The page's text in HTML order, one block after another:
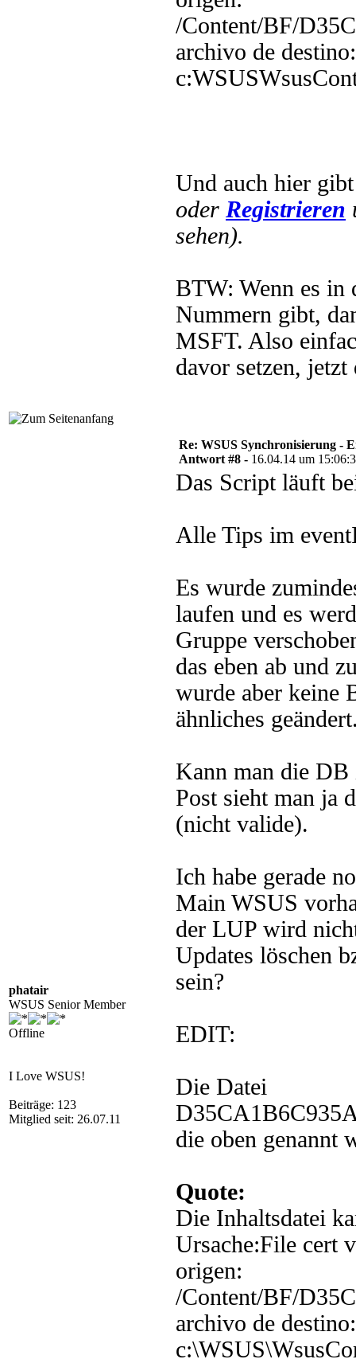
/Content/BF/
archivo de destino:
Und auch hier
oder Registrieren
sehen).
BTW: Wenn es in
Nummern gibt,
MSFT. Also
davor setzen, jetzt
phatair
WSUS Senior Member
Offline
I Love WSUS!
Beiträge: 123
Mitglied seit: 26.07.11
Re: WSUS Synchronisierung -
Antwort #8 - 16.04.14 um
Das Script läuft
Alle Tips im
Es wurde
laufen und es
Gruppe
das eben ab und
wurde aber keine
ähnliches
Kann man die DB
Post sieht man ja
(nicht valide).
Ich habe gerade
Main WSUS
der LUP wird
Updates löschen
sein?
EDIT:
Die Datei
die oben genannt
Quote:
Die Inhaltsdatei
Ursache:File cert
origen:
/Content/BF/
archivo de destino: